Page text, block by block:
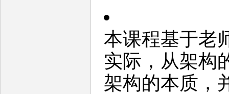
本课程基于老
实际，从架构
架构的本质，